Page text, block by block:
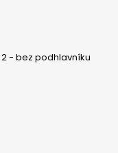
2 - bez podhlavníku